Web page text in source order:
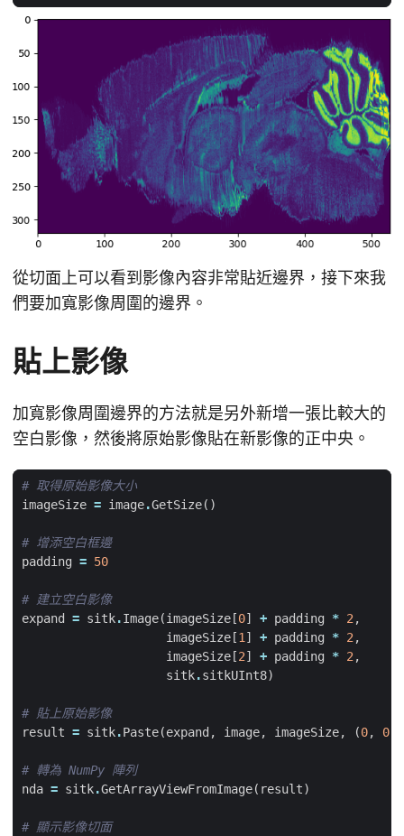
從切面上可以看到影像內容非常貼近邊界，接下來我
們要加寬影像周圍的邊界。
貼上影像
加寬影像周圍邊界的方法就是另外新增一張比較大的
空白影像，然後將原始影像貼在新影像的正中央。
# 取得原始影像大小
imageSize = image.GetSize()
# 增添空白框邊
padding = 50
# 建立空白影像
expand
= sitk.Image(imageSize [0] + padding * 2,
imageSize [1] + padding * 2,
imageSize [2] + padding * 2,
sitk.sitkUInt8)
# 貼上原始影像
result = sitk.Paste(expand , image, imageSize, (0, 0
# 轉為 NumPy 陣列
nda = sitk.GetArrayViewFromImage( result)
# 顯示影像切面